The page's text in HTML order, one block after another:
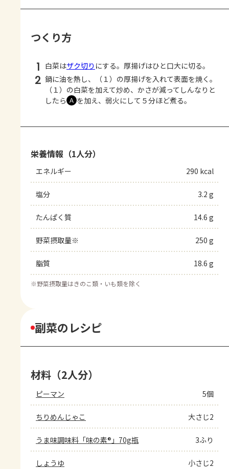
つくり方
1 白菜はザク切り にする。厚揚げはひと口大に切る。
2 鍋に油を熱し、（１）の厚揚げを入れて表面を焼く。
（１）の白菜を加えて炒め、かさが減ってしんなりと
したら Ａ を加え、弱火にして５分ほど煮る。
栄養情報（1人分）
エネルギー 290 kcal
塩分 3.2 g
たんぱく質 14.6 g
野菜摂取量※ 250 g
脂質 18.6 g
※野菜摂取量はきのこ類・いも類を除く
副菜のレシピ
材料（2人分）
ピーマン 5個
ちりめんじゃこ 大さじ2
うま味調味料「味の素®」70g瓶 3ふり
しょうゆ 小さじ2